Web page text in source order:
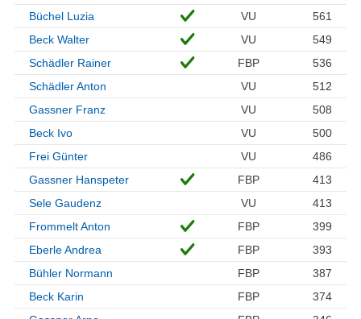
Büchel Luzia
VU
561
Beck Walter
VU
549
Schädler Rainer
FBP
536
Schädler Anton
VU
512
Gassner Franz
VU
508
Beck Ivo
VU
500
Frei Günter
VU
486
Gassner Hanspeter
FBP
413
Sele Gaudenz
VU
413
Frommelt Anton
FBP
399
Eberle Andrea
FBP
393
Bühler Normann
FBP
387
Beck Karin
FBP
374